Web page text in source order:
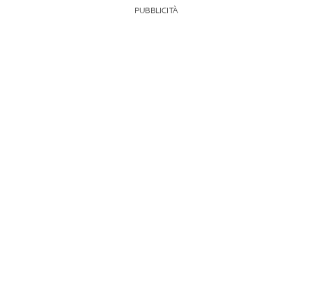
PUBBLICITÀ